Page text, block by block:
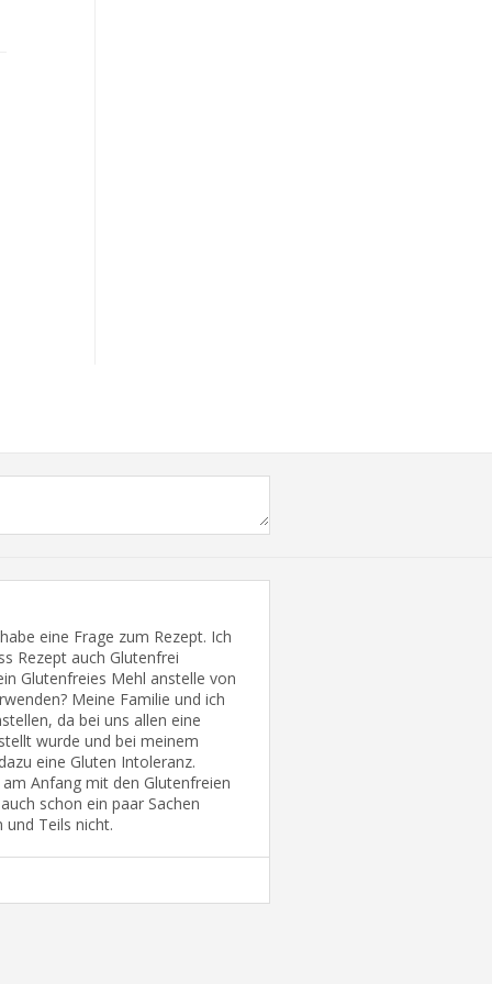
eine Frage zum Rezept. Ich
Rezept auch Glutenfrei
Glutenfreies Mehl anstelle von
Meine Familie und ich
da bei uns allen eine
wurde und bei meinem
eine Gluten Intoleranz.
Anfang mit den Glutenfreien
schon ein paar Sachen
und Teils nicht.